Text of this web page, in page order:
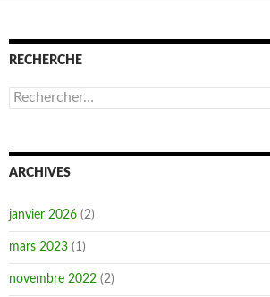
RECHERCHE
Rechercher :
ARCHIVES
janvier 2026 (2)
mars 2023 (1)
novembre 2022 (2)